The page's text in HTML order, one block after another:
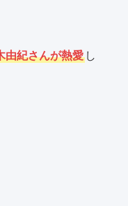
由紀さんが熱愛 し